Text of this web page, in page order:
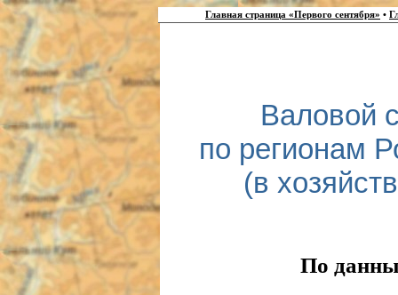
Главная страница «Первого сентября» •
Валовой
по регионам
(в
По